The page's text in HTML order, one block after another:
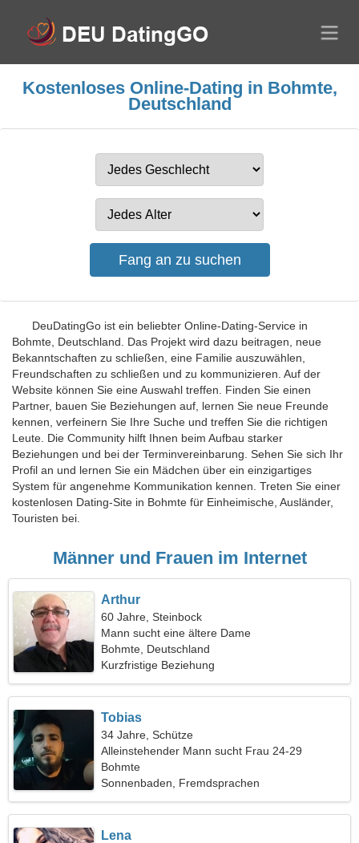
Kostenloses Online-Dating in Bohmte,
Deutschland
DeuDatingGo ist ein beliebter Online-Dating-Service in
Bohmte, Deutschland. Das Projekt wird dazu beitragen, neue
Bekanntschaften zu schließen, eine Familie auszuwählen,
Freundschaften zu schließen und zu kommunizieren. Auf der
Website können Sie eine Auswahl treffen. Finden Sie einen
Partner, bauen Sie Beziehungen auf, lernen Sie neue Freunde
kennen, verfeinern Sie Ihre Suche und treffen Sie die richtigen
Leute. Die Community hilft Ihnen beim Aufbau starker
Beziehungen und bei der Terminvereinbarung. Sehen Sie sich Ihr
Profil an und lernen Sie ein Mädchen über ein einzigartiges
System für angenehme Kommunikation kennen. Treten Sie einer
kostenlosen Dating-Site in Bohmte für Einheimische, Ausländer,
Touristen bei.
Männer und Frauen im Internet
Arthur
60 Jahre, Steinbock
Mann sucht eine ältere Dame
Bohmte, Deutschland
Kurzfristige Beziehung
Tobias
34 Jahre, Schütze
Alleinstehender Mann sucht Frau 24-29
Bohmte
Sonnenbaden, Fremdsprachen
Lena